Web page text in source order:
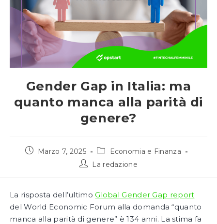
Gender Gap in Italia: ma
quanto manca alla parità di
genere?
ArticoloMarzo 7, 2025
Categoria
dell'articolo:
Economia e Finanza
AutoreLa redazione
La risposta dell’ultimoGlobal Gender Gap report
del World Economic Forum alla domanda “quanto
manca alla parità di genere” è 134 anni. La stima fa